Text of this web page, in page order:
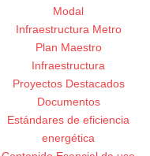
Modal
Infraestructura Metro
Plan Maestro
Infraestructura
Proyectos Destacados
Documentos
Estándares de eficiencia
energética